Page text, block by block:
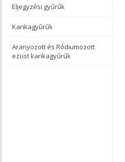
Eljegyzési gyűrűk
Karikagyűrűk
Aranyozott és Ródiumozott
ezüst karikagyűrűk